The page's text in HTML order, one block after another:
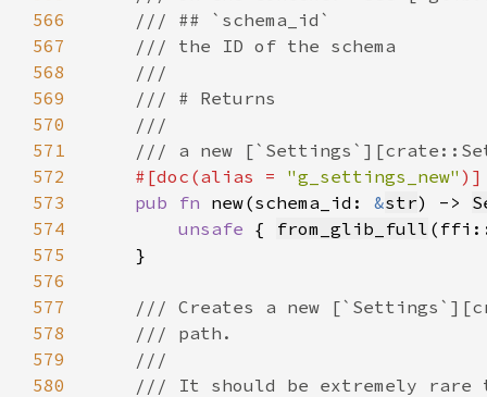
566
567
568
569
570
571
572
#[doc(alias = "g_settings_new"
573
pub fn new(schema_id: &str) ->
574
unsafe { from_glib_full
575
576
577
578
579
580